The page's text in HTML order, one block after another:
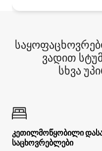
ვადით
სხვა
კეთილმოწყობილი
საცხოვრებლები